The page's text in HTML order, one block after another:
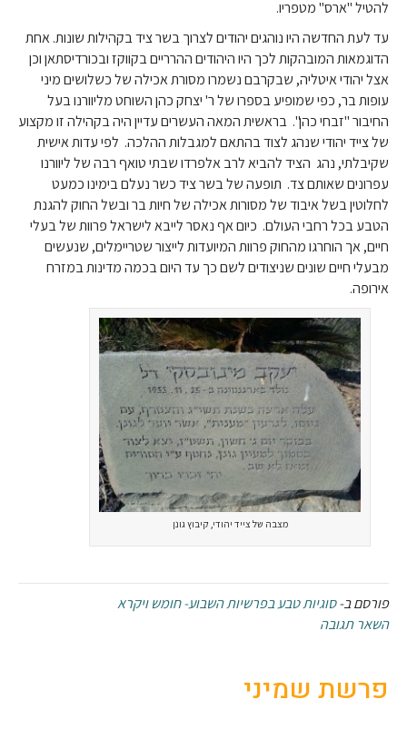
להטיל "ארס" מטפריו.
עד לעת החדשה היו נוהגים יהודים לצרוך בשר ציד בקהילות שונות. אחת
הדוגמאות המובהקות לכך היו היהודים ההרריים בקווקז ובכורדיסתאן וכן
אצל יהודי איטליה, שבקרבם נשמרו מסורת אכילה של כשלושים מיני
עופות בר, כפי שמופיע בספרו של ר' יצחק כהן השוחט מליוורנו בעל
החיבור "זבחי כהן". בראשית המאה העשרים עדיין היה בקהילה זו מקצוע
של צייד יהודי שנהג לצוד בהתאם למגבלות ההלכה. לפי עדות אישית
שקיבלתי, נהג הציד להביא לרב אלפרדו שבתי טואף רבה של ליוורנו
עפרונים שאותם צד. תופעה של בשר ציד כשר נעלם בימינו כמעט
לחלוטין בשל איבוד של מסורות אכילה של חיות בר ובשל החוק להגנת
הטבע בכל רחבי העולם. כיום אף נאסר לייבא לישראל פרוות של בעלי
חיים, אך הוחרגו מהחוק פרוות המיועדות לייצור שטריימלים, שנעשים
מבעלי חיים שונים שניצודים לשם כך עד היום בכמה מדינות במזרח
אירופה.
מצבה של צייד יהודי, קיבוץ גונן
פורסם ב-סוגיות טבע בפרשיות השבוע- חומש ויקרא
השאר תגובה
פרשת שמיני